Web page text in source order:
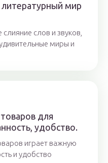
мир
слов и звуков,
миры и
для
удобство.
играет важную
и удобство